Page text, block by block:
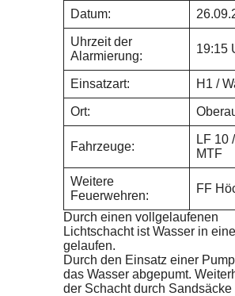
Datum:
Uhrzeit der
Alarmierung:
19:15
Einsatzart: H1 /
Ort:
Fahrzeuge:
LF 10
MTF
Weitere
Feuerwehren:
FF
Durch einen vollgelaufenen
Lichtschacht ist Wasser in
gelaufen.
Durch den Einsatz einer
das Wasser abgepumt.
der Schacht durch Sandsäcke